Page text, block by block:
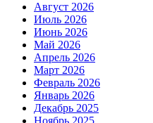
Август 2026
Июль 2026
Июнь 2026
Май 2026
Апрель 2026
Март 2026
Февраль 2026
Январь 2026
Декабрь 2025
Ноябрь 2025